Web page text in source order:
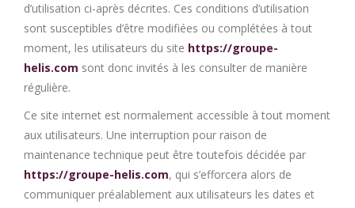
d’utilisation ci-après décrites. Ces conditions d’utilisation
sont susceptibles d’être modifiées ou complétées à tout
moment, les utilisateurs du site https://groupe-
helis.com sont donc invités à les consulter de manière
régulière.
Ce site internet est normalement accessible à tout moment
aux utilisateurs. Une interruption pour raison de
maintenance technique peut être toutefois décidée par
https://groupe-helis.com, qui s’efforcera alors de
communiquer préalablement aux utilisateurs les dates et